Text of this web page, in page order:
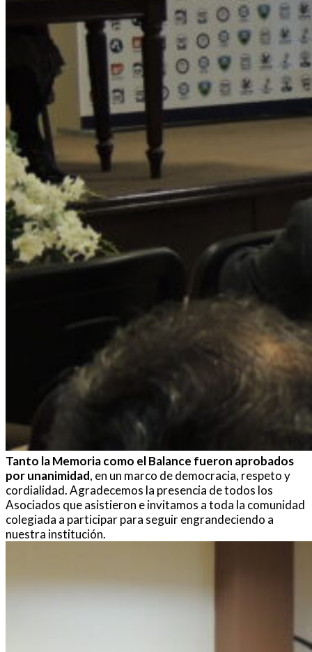
Tanto la Memoria como el Balance fueron aprobados
por unanimidad, en un marco de democracia, respeto y
cordialidad. Agradecemos la presencia de todos los
Asociados que asistieron e invitamos a toda la comunidad
colegiada a participar para seguir engrandeciendo a
nuestra institución.